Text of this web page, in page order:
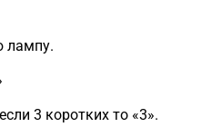
лампу.
3 коротких то «3».